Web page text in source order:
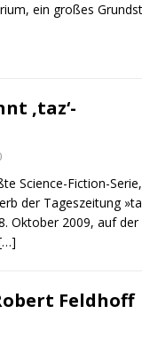
ein großes
‚taz‘-
Science-Fiction-
der Tageszeitung
Oktober 2009, auf der
Feldhoff